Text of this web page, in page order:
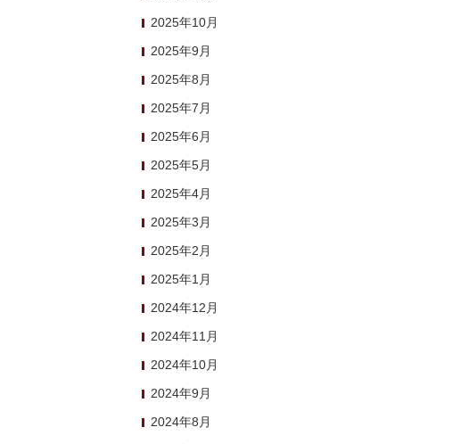
2025年10月
2025年9月
2025年8月
2025年7月
2025年6月
2025年5月
2025年4月
2025年3月
2025年2月
2025年1月
2024年12月
2024年11月
2024年10月
2024年9月
2024年8月